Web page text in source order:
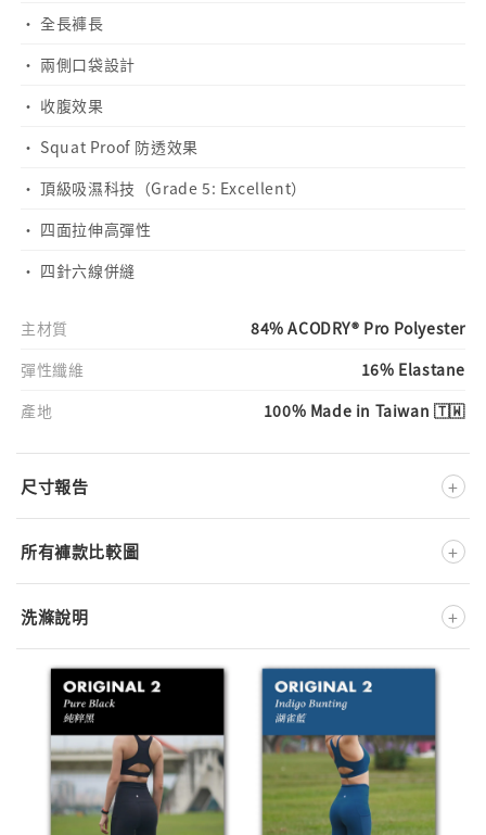
· 全長褲長
· 兩側口袋設計
· 收腹效果
· Squat Proof 防透效果
· 頂級吸濕科技（Grade 5: Excellent）
· 四面拉伸高彈性
· 四針六線併縫
主材質
84% ACODRY® Pro Polyester
彈性纖維
16% Elastane
產地
100% Made in Taiwan 🇹🇼
尺寸報告 +
所有褲款比較圖 +
洗滌說明 +
深淺色分開洗
低溫洗滌
不可漂白
不可乾洗
不可添加柔軟精
低溫熨燙
低溫溫和烘乾